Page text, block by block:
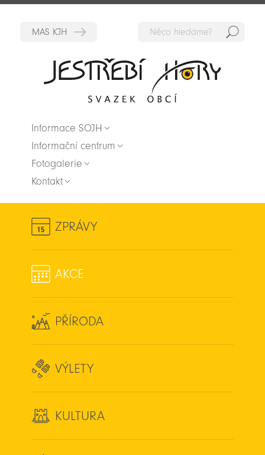
Informace SOJH
Informační centrum
Fotogalerie
Kontakt
ZPRÁVY
AKCE
PŘÍRODA
VÝLETY
KULTURA